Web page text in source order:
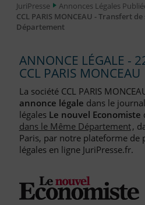
Annonces Légales Publiées
Journaux Habilités (JAL) Annonces
Liste des Greffes
Liste des CCI
Le Blog pour les Entreprises
Nous Contacter
JuriPresse
Annonces Légales
CCL PARIS MONCEAU - Transfert
Département
ANNONCE LÉGALE -
CCL PARIS MONCEAU
La société CCL PARIS
annonce légale dans le
légales Le nouvel Economiste
dans le Même Département,
Paris, par notre plateforme de
légales en ligne JuriPresse.fr.